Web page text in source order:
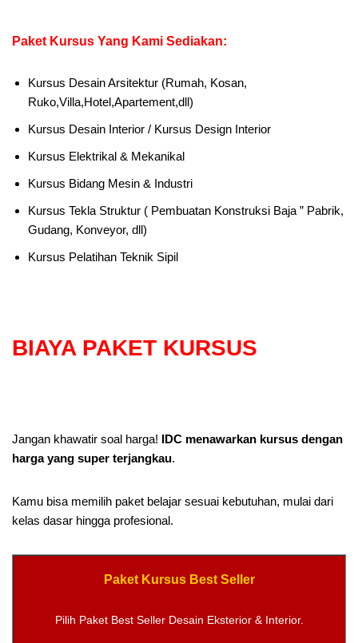
Paket Kursus Yang Kami Sediakan:
Kursus Desain Arsitektur (Rumah, Kosan,
Ruko,Villa,Hotel,Apartement,dll)
Kursus Desain Interior / Kursus Design Interior
Kursus Elektrikal & Mekanikal
Kursus Bidang Mesin & Industri
Kursus Tekla Struktur ( Pembuatan Konstruksi Baja ” Pabrik,
Gudang, Konveyor, dll)
Kursus Pelatihan Teknik Sipil
BIAYA PAKET KURSUS
Jangan khawatir soal harga! IDC menawarkan kursus dengan
harga yang super terjangkau.
Kamu bisa memilih paket belajar sesuai kebutuhan, mulai dari
kelas dasar hingga profesional.
Paket Kursus Best Seller
Pilih Paket Best Seller Desain Eksterior & Interior.